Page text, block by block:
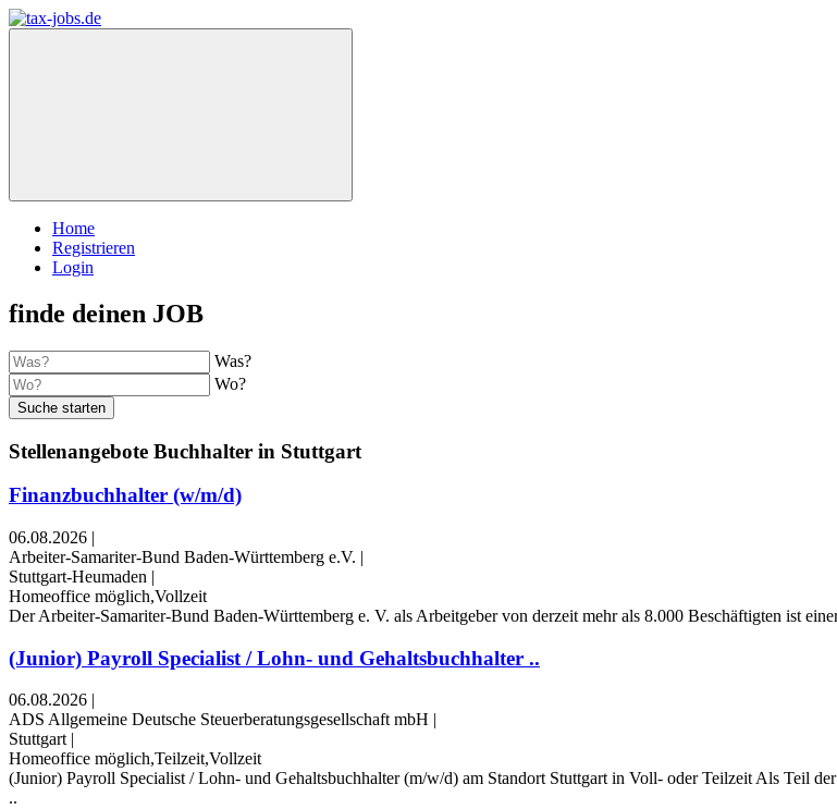
Home
Registrieren
Login
finde deinen JOB
Was?
Wo?
Suche starten
Stellenangebote Buchhalter in Stuttgart
Finanzbuchhalter (w/m/d)
06.08.2026 |
Arbeiter-Samariter-Bund Baden-Württemberg e.V. |
Stuttgart-Heumaden |
Homeoffice möglich,Vollzeit
Der Arbeiter-Samariter-Bund Baden-Württemberg e. V. als Arbeitgeber von derzeit mehr als 8.000 Beschäftigten ist
(Junior) Payroll Specialist / Lohn- und Gehaltsbuchhalter ..
06.08.2026 |
ADS Allgemeine Deutsche Steuerberatungsgesellschaft mbH |
Stuttgart |
Homeoffice möglich,Teilzeit,Vollzeit
(Junior) Payroll Specialist / Lohn- und Gehaltsbuchhalter (m/w/d) am Standort Stuttgart in Voll- oder Teilzeit Als Teil
..